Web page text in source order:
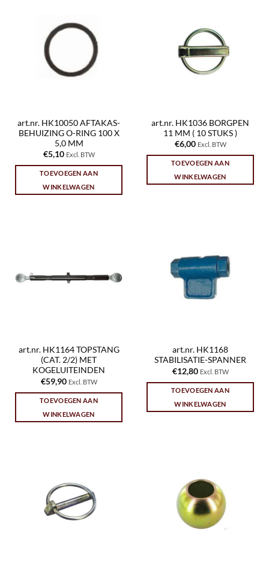
art.nr. HK10050 AFTAKAS-
BEHUIZING O-RING 100 X
5,0 MM
€5,10 Excl. BTW
TOEVOEGEN AAN
WINKELWAGEN
art.nr. HK1036 BORGPEN
11 MM ( 10 STUKS )
€6,00 Excl. BTW
TOEVOEGEN AAN
WINKELWAGEN
art.nr. HK1164 TOPSTANG
(CAT. 2/2) MET
KOGELUITEINDEN
€59,90 Excl. BTW
TOEVOEGEN AAN
WINKELWAGEN
art.nr. HK1168
STABILISATIE-SPANNER
€12,80 Excl. BTW
TOEVOEGEN AAN
WINKELWAGEN